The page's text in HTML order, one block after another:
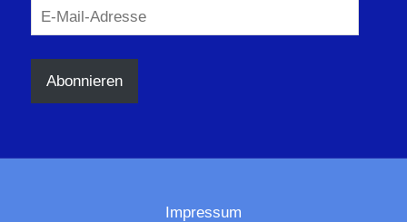
E-
Mail-
Adresse
Abonnieren
Impressum